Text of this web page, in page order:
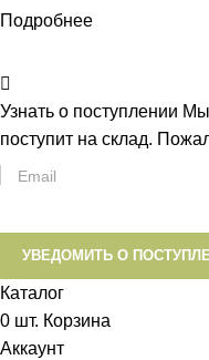
Подробнее
Узнать о поступлении Мы
поступит на склад.
УВЕДОМИТЬ О
Каталог
0 шт. Корзина
Аккаунт